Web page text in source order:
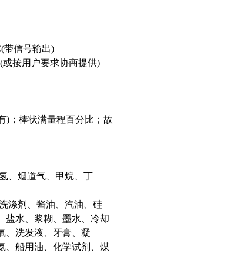
带信号输出)
或按用户要求协商提供)
；棒状满量程百分比；故
、烟道气、甲烷、丁
洗涤剂、酱油、汽油、硅
、盐水、浆糊、墨水、冷却
、洗发液、牙膏、凝
、船用油、化学试剂、煤